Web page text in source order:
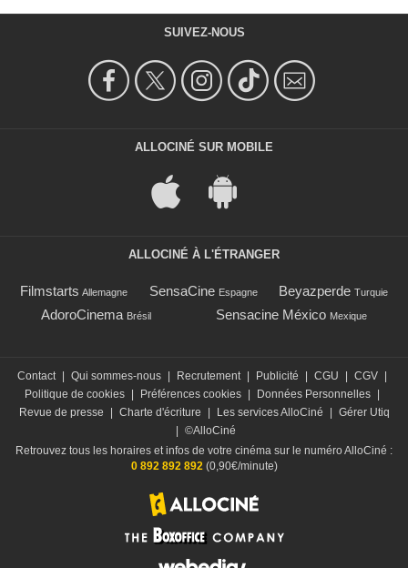
SUIVEZ-NOUS
ALLOCINÉ SUR MOBILE
ALLOCINÉ À L'ÉTRANGER
Filmstarts Allemagne SensaCine Espagne Beyazperde Turquie
AdoroCinema Brésil Sensacine México Mexique
Contact | Qui sommes-nous | Recrutement | Publicité | CGU | CGV |
Politique de cookies | Préférences cookies | Données Personnelles |
Revue de presse
| Charte d'écriture | Les services AlloCiné | Gérer Utiq
| ©AlloCiné
Retrouvez tous les horaires et infos de votre cinéma sur le numéro AlloCiné :
0 892 892 892(0,90€/minute)